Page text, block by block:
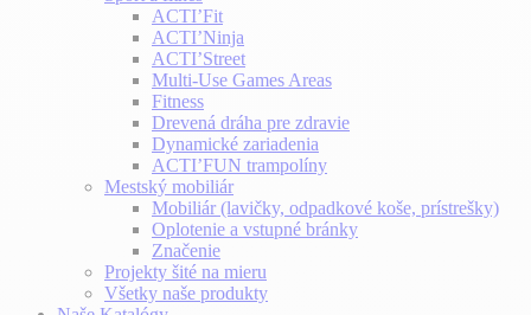
ACTI’Fit
ACTI’Ninja
ACTI’Street
Multi-Use Games Areas
Fitness
Drevená dráha pre zdravie
Dynamické zariadenia
ACTI’FUN trampolíny
Mestský mobiliár
Mobiliár (lavičky, odpadkové koše, prístrešky)
Oplotenie a vstupné bránky
Značenie
Projekty šité na mieru
Všetky naše produkty